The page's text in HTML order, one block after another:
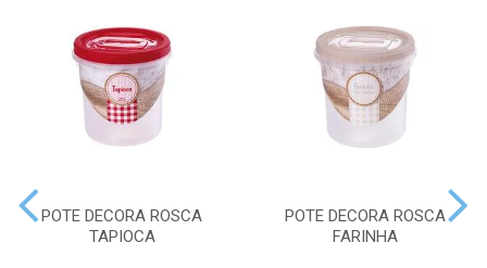
POTE DECORA ROSCA
TAPIOCA
POTE DECORA ROSCA
FARINHA